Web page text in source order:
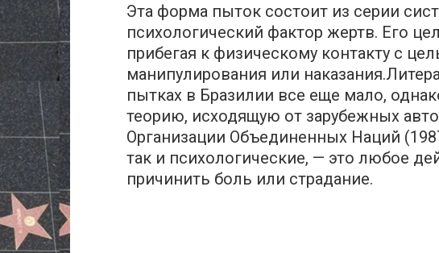
Эта форма пыток состоит из серии
психологический фактор жертв. Его
прибегая к физическому контакту с
манипулирования или
пытках в Бразилии все еще мало,
теорию, исходящую от зарубежных
Организации Объединенных Наций
так и психологические, — это любое
причинить боль или страдание.